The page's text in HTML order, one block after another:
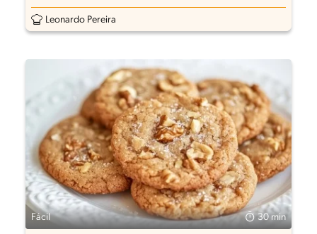
Prateado
Leonardo Pereira
Fácil 30 min